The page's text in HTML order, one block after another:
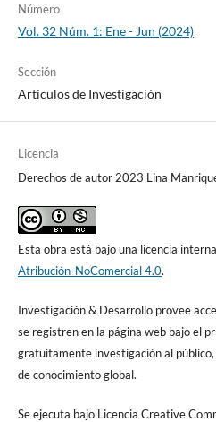
Número
Vol. 32 Núm. 1: Ene - Jun (2024)
Sección
Artículos de Investigación
Licencia
Derechos de autor 2023 Lina
Esta obra está bajo una licencia
Atribución-NoComercial 4.0.
Investigación & Desarrollo provee
se registren en la página web bajo el
gratuitamente investigación al
de conocimiento global.
Se ejecuta bajo Licencia Creative